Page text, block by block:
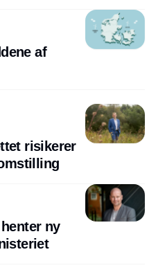
af
risikerer
ny